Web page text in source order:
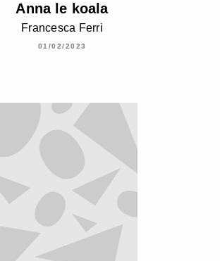
Anna le koala
Francesca Ferri
01/02/2023